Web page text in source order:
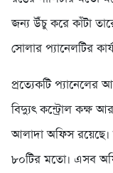
জন্য উঁচু করে কাঁটা
সোলার প্যানেলটির
প্রত্যেকটি প্যানেলের
বিদ্যুৎ কন্ট্রোল কক্ষ
আলাদা অফিস রয়েছে।
৮০টির মতো। এসব